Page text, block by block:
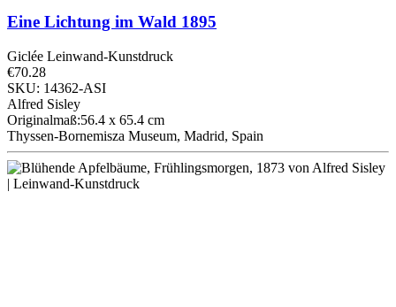
Eine Lichtung im Wald 1895
Giclée Leinwand-Kunstdruck
€70.28
SKU: 14362-ASI
Alfred Sisley
Originalmaß:56.4 x 65.4 cm
Thyssen-Bornemisza Museum, Madrid, Spain